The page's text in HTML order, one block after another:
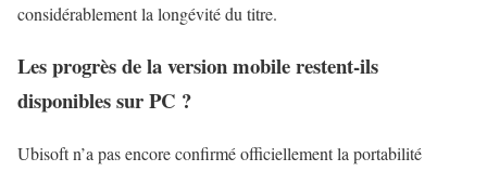
considérablement la longévité du titre.
Les progrès de la version mobile restent-ils
disponibles sur PC ?
Ubisoft n’a pas encore confirmé officiellement la portabilité